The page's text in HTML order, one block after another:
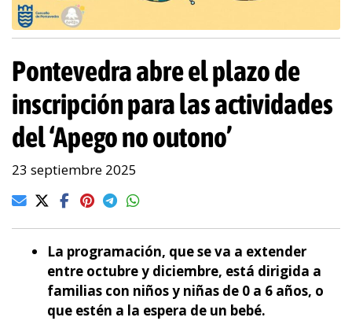
Pontevedra abre el plazo de
inscripción para las actividades
del ‘Apego no outono’
23 septiembre 2025
La programación, que se va a extender
entre octubre y diciembre, está dirigida a
familias con niños y niñas de 0 a 6 años, o
que estén a la espera de un bebé.